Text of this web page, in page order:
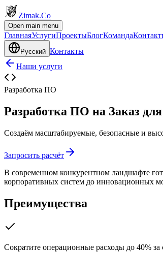
Zimak.Co
Open main menu
ГлавнаяУслугиПроектыБлогКоманда
Русский Контакты
Наши услуги
Разработка ПО
Разработка ПО на Заказ
Создаём масштабируемые, безопасные и
Запросить расчёт
В современном конкурентном ландшафте
корпоративных систем до инновационных
Преимущества
Сократите операционные расходы до 40% за